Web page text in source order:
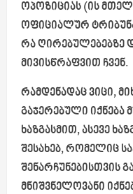
ოპოზიციას (ის
ოფიციალურ
რა ღირებულებებზე
მივისწრაფვით ჩვენ.
რამდენადაც ვიცი,
გაჯერებული იქნება
ხაზგასმით, ასევე
შესახებ, რომელიც
შენარჩუნებისთვის
მნიშვნელოვანი